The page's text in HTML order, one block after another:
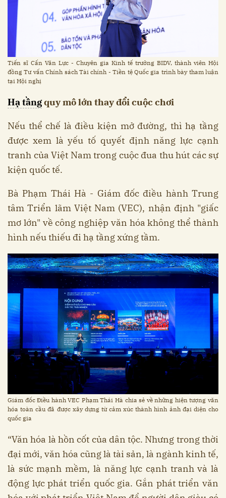
Tiến sĩ Cấn Văn Lực - Chuyên gia Kinh tế trưởng BIDV, thành viên Hội
đồng Tư vấn Chính sách Tài chính - Tiền tệ Quốc gia trình bày tham luận
tại Hội nghị
Hạ tầngquy mô lớn thay đổi cuộc chơi
Nếu thể chế là điều kiện mở đường, thì hạ tầng
được xem là yếu tố quyết định năng lực cạnh
tranh của Việt Nam trong cuộc đua thu hút các sự
kiện quốc tế.
Bà Phạm Thái Hà - Giám đốc điều hành Trung
tâm Triển lãm Việt Nam (VEC), nhận định "giấc
mơ lớn" về công nghiệp văn hóa không thể thành
hình nếu thiếu đi hạ tầng xứng tầm.
Giám đốc Điều hành VEC Phạm Thái Hà chia sẻ về những hiện tượng văn
hóa toàn cầu đã được xây dựng từ cảm xúc thành hình ảnh đại diện cho
quốc gia
“Văn hóa là hồn cốt của dân tộc. Nhưng trong thời
đại mới, văn hóa cũng là tài sản, là ngành kinh tế,
là sức mạnh mềm, là năng lực cạnh tranh và là
động lực phát triển quốc gia. Gắn phát triển văn